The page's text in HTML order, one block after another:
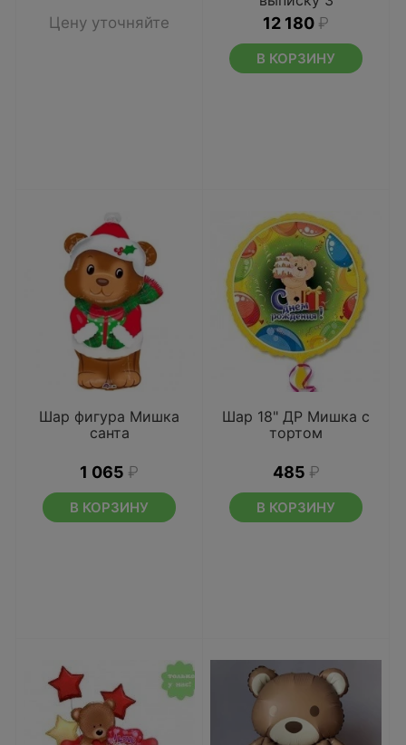
Цену уточняйте 12 180 ₽
В КОРЗИНУ
Шар фигура Мишка
санта
1 065 ₽
В КОРЗИНУ
Шар 18" ДР Мишка с
тортом
485 ₽
В КОРЗИНУ